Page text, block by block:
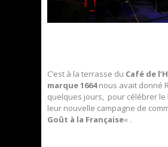
C’est à la terrasse du Café de
marque 1664nous avait donné
quelques jours, pour célébrer le
leur nouvelle campagne de
Goût à la Française« .